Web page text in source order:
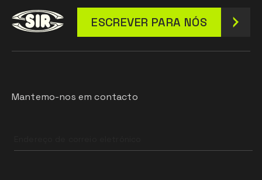
ESCREVER PARA NÓS
Mantemo-nos em contacto
field